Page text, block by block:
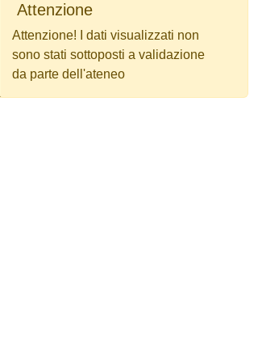
Attenzione
Attenzione! I dati visualizzati non
sono stati sottoposti a validazione
da parte dell'ateneo